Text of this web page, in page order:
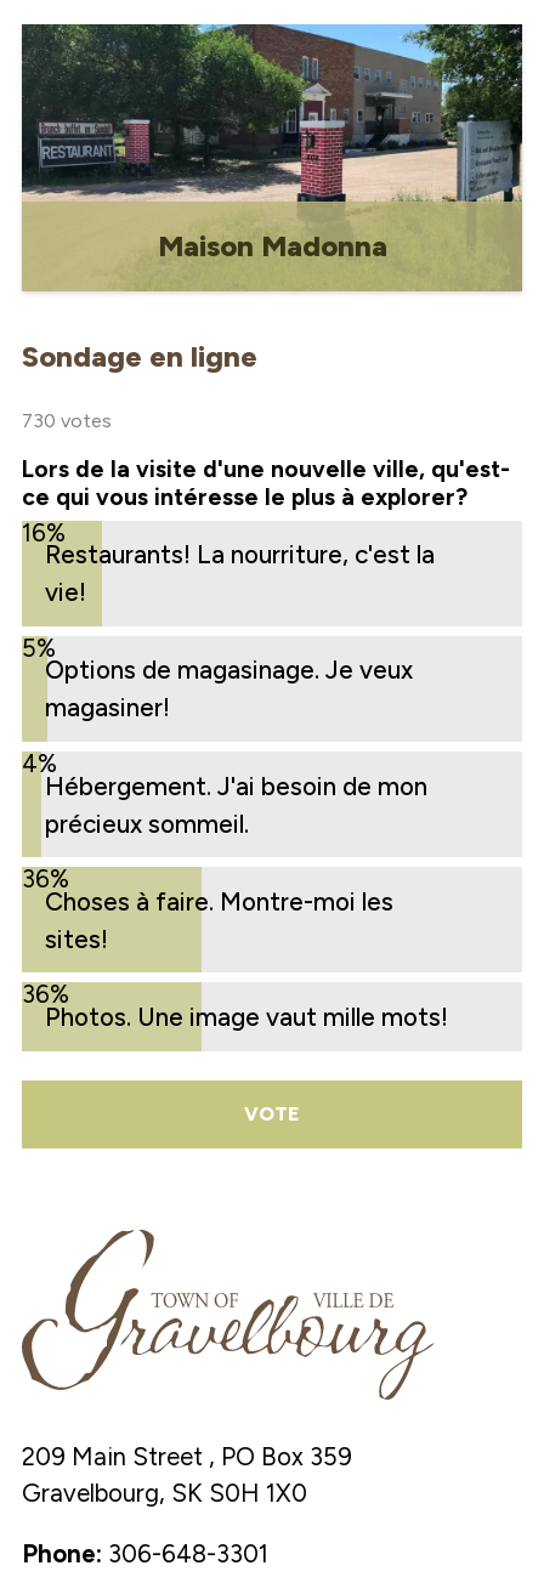
Gravelbourg, "Le phare des Prairies".
Maison Madonna
Madone à ouvrir une poustinia qui serait
située dans l'ancien monastère du
209 Main Street , PO Box 359
Gravelbourg, SK S0H 1X0
Phone: 306-648-3301
Sondage en ligne
730 votes
Lors de la visite d'une nouvelle ville, qu'est-
ce qui vous intéresse le plus à explorer?
16%
Restaurants! La nourriture, c'est la
vie!
5%
Options de magasinage. Je veux
magasiner!
4%
Hébergement. J'ai besoin de mon
précieux sommeil.
36%
Choses à faire. Montre-moi les
sites!
36%
Photos. Une image vaut mille mots!
VOTE